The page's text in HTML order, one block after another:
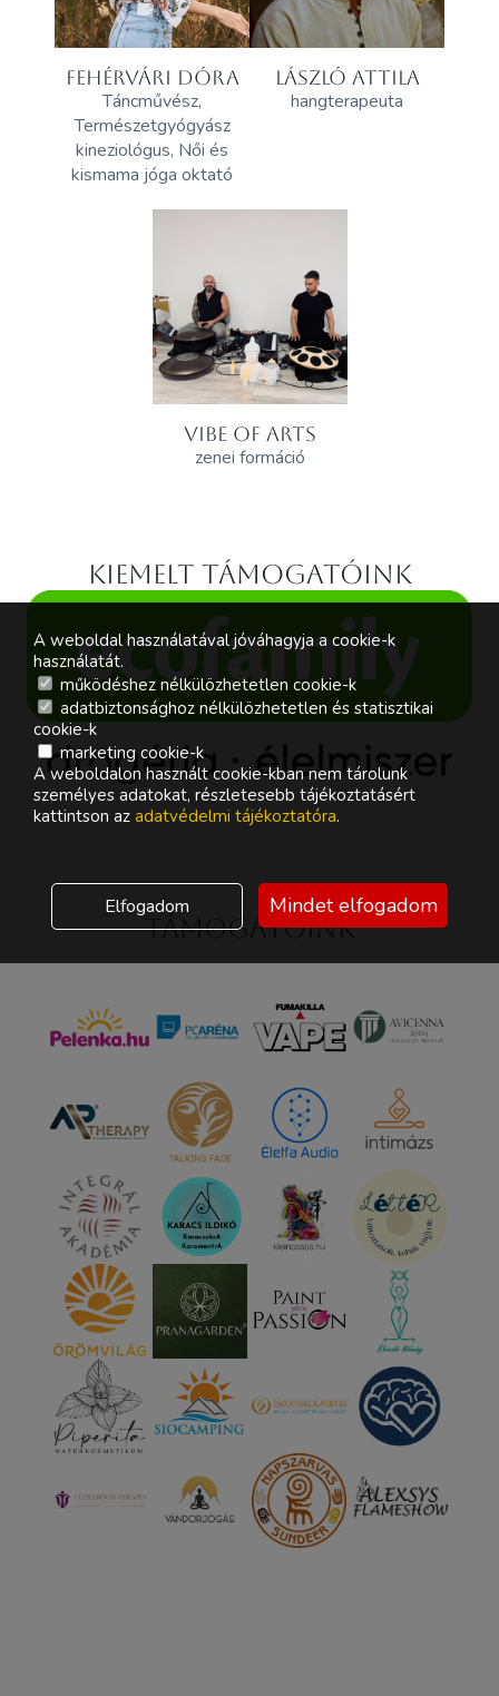
FEHÉRVÁRI DÓRA
Táncművész,
Természetgyógyász
kineziológus, Női és
kismama jóga oktató
LÁSZLÓ ATTILA
hangterapeuta
VIBE OF ARTS
zenei formáció
Kiemelt támogatóink
Támogatóink
A weboldal használatával jóváhagyja a cookie-k
használatát.
működéshez nélkülözhetetlen cookie-k
adatbiztonsághoz nélkülözhetetlen és statisztikai
cookie-k
marketing cookie-k
A weboldalon használt cookie-kban nem tárolunk
személyes adatokat, részletesebb tájékoztatásért
kattintson az adatvédelmi tájékoztatóra.
Elfogadom Mindet elfogadom